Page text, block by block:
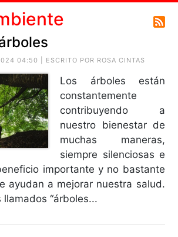
04:50 | ESCRITO POR ROSA CINTAS
Los árboles están
constantemente
contribuyendo a
nuestro bienestar de
muchas maneras,
siempre silenciosas e
importante y no bastante
ayudan a mejorar nuestra salud.
llamados “árboles...